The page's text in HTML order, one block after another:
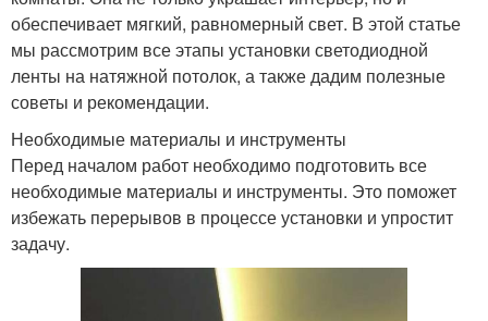
обеспечивает мягкий, равномерный свет. В этой статье
мы рассмотрим все этапы установки светодиодной
ленты на натяжной потолок, а также дадим полезные
советы и рекомендации.
Необходимые материалы и инструменты
Перед началом работ необходимо подготовить все
необходимые материалы и инструменты. Это поможет
избежать перерывов в процессе установки и упростит
задачу.